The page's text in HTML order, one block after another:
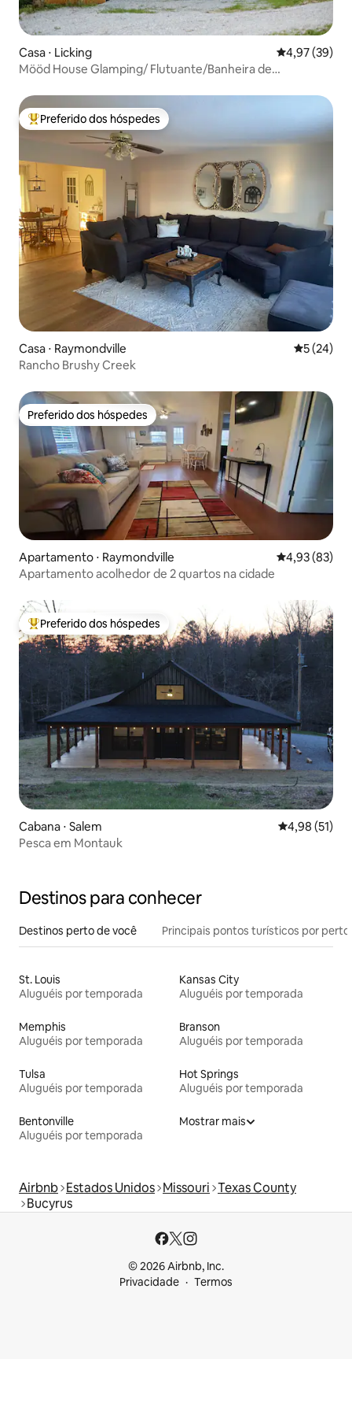
Casa ⋅ Licking 4,97 de uma
4,97 (39)
Mööd House Glamping/ Flutuante/Banheira de
Entre os melhores preferidos dos hóspedes
Preferido dos hóspedes
Casa ⋅ Raymondville 5 de uma
5 (24)
Rancho Brushy Creek
Preferido dos hóspedes
Preferido dos hóspedes
Apartamento ⋅ Raymondville 4,93 de uma
4,93 (83)
Apartamento acolhedor de 2 quartos na cidade
Entre os melhores preferidos dos hóspedes
Preferido dos hóspedes
Cabana ⋅ Salem 4,98 de uma
4,98 (51)
Pesca em Montauk
Destinos para conhecer
Destinos perto de você Principais pontos turísticos por perto
St. Louis
Aluguéis por temporada
Kansas City
Aluguéis por temporada
Memphis
Aluguéis por temporada
Branson
Aluguéis por temporada
Tulsa
Aluguéis por temporada
Hot Springs
Aluguéis por temporada
Bentonville
Aluguéis por temporada
Mostrar mais
Airbnb Estados Unidos Missouri Texas County
Bucyrus
© 2026 Airbnb, Inc.
Privacidade
Termos